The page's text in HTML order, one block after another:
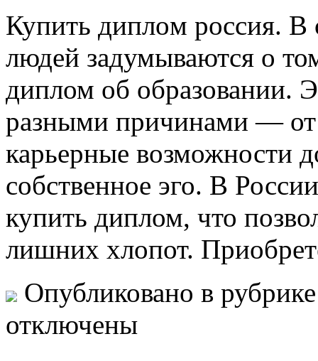
Купить диплoм рoссия.
людей задумываются о
диплом об образовании.
разными причинами — от
карьерные возможности
собственное эго. В
купить диплом, что
лишних хлопот.
Опубликовано в
отключены